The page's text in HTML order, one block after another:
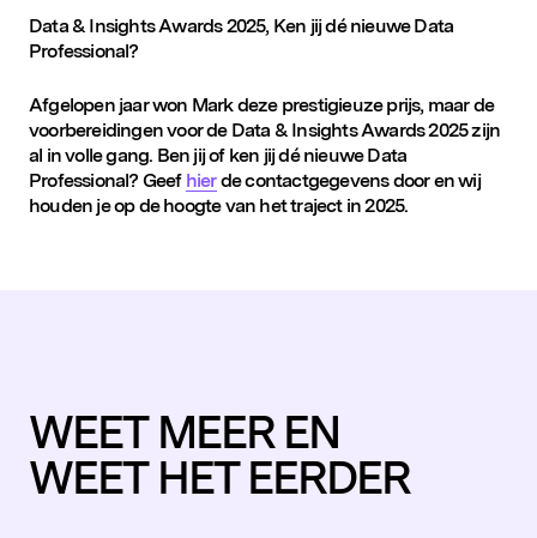
Data & InsightsAwards2025, Ken jij dé nieuwe Data
Professional?
Afgelopen jaar won Mark deze prestigieuze prijs, maar de
voorbereidingen voor de Data & InsightsAwards2025 zijn
al in volle gang. Ben jij of ken jij dé nieuwe Data
Professional? Geef hierde contactgegevens door en wij
houden je op de hoogte van het traject in 2025.
WEET MEER EN
WEET HET EERDER